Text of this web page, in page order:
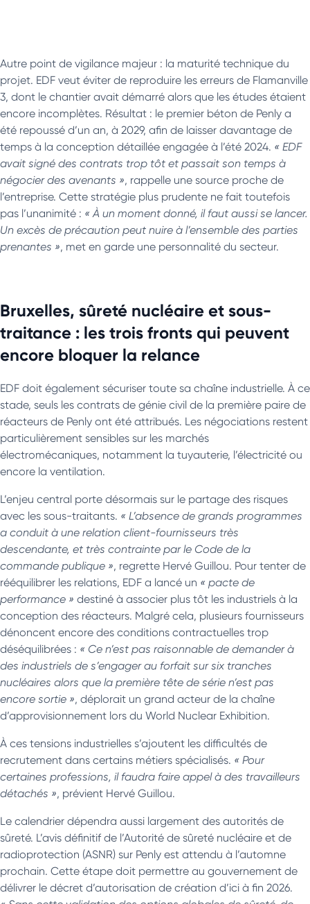
Autre point de vigilance majeur : la maturité technique du
projet. EDF veut éviter de reproduire les erreurs de Flamanville
3, dont le chantier avait démarré alors que les études étaient
encore incomplètes. Résultat : le premier béton de Penly a
été repoussé d’un an, à 2029, afin de laisser davantage de
temps à la conception détaillée engagée à l’été 2024. « EDF
avait signé des contrats trop tôt et passait son temps à
négocier des avenants », rappelle une source proche de
l’entreprise. Cette stratégie plus prudente ne fait toutefois
pas l’unanimité : « À un moment donné, il faut aussi se lancer.
Un excès de précaution peut nuire à l’ensemble des parties
prenantes », met en garde une personnalité du secteur.
Bruxelles, sûreté nucléaire et sous-
traitance : les trois fronts qui peuvent
encore bloquer la relance
EDF doit également sécuriser toute sa chaîne industrielle. À ce
stade, seuls les contrats de génie civil de la première paire de
réacteurs de Penly ont été attribués. Les négociations restent
particulièrement sensibles sur les marchés
électromécaniques, notamment la tuyauterie, l’électricité ou
encore la ventilation.
L’enjeu central porte désormais sur le partage des risques
avec les sous-traitants. « L’absence de grands programmes
a conduit à une relation client-fournisseurs très
descendante, et très contrainte par le Code de la
commande publique », regrette Hervé Guillou. Pour tenter de
rééquilibrer les relations, EDF a lancé un « pacte de
performance » destiné à associer plus tôt les industriels à la
conception des réacteurs. Malgré cela, plusieurs fournisseurs
dénoncent encore des conditions contractuelles trop
déséquilibrées : « Ce n’est pas raisonnable de demander à
des industriels de s’engager au forfait sur six tranches
nucléaires alors que la première tête de série n’est pas
encore sortie », déplorait un grand acteur de la chaîne
d’approvisionnement lors du World Nuclear Exhibition.
À ces tensions industrielles s’ajoutent les difficultés de
recrutement dans certains métiers spécialisés. « Pour
certaines professions, il faudra faire appel à des travailleurs
détachés », prévient Hervé Guillou.
Le calendrier dépendra aussi largement des autorités de
sûreté. L’avis définitif de l’Autorité de sûreté nucléaire et de
radioprotection (ASNR) sur Penly est attendu à l’automne
prochain. Cette étape doit permettre au gouvernement de
délivrer le décret d’autorisation de création d’ici à fin 2026.